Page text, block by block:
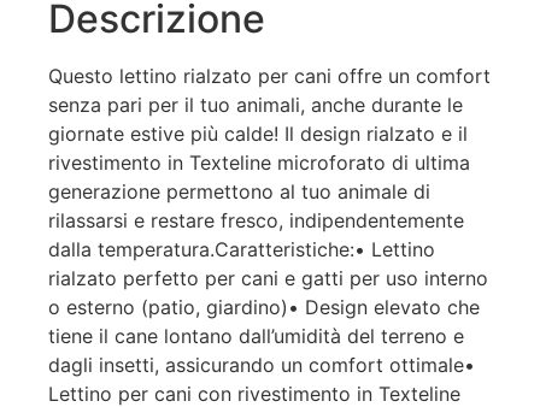
Descrizione
Questo lettino rialzato per cani offre un comfort
senza pari per il tuo animali, anche durante le
giornate estive più calde! Il design rialzato e il
rivestimento in Texteline microforato di ultima
generazione permettono al tuo animale di
rilassarsi e restare fresco, indipendentemente
dalla temperatura.Caratteristiche:• Lettino
rialzato perfetto per cani e gatti per uso interno
o esterno (patio, giardino)• Design elevato che
tiene il cane lontano dall’umidità del terreno e
dagli insetti, assicurando un comfort ottimale•
Lettino per cani con rivestimento in Texteline